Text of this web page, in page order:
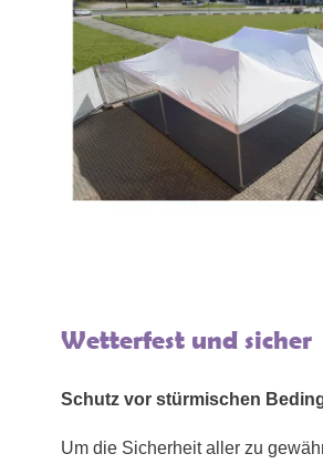
Wetterfest und sicher
Schutz vor stürmischen
Um die Sicherheit aller zu